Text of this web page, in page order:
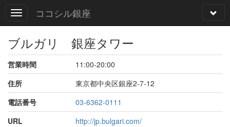
ココシル銀座
ブルガリ 銀座タワー
営業時間
11:00-20:00
住所
東京都中央区銀座2-7-12
電話番号
03-6362-0111
URL
http://jp.bulgari.com/